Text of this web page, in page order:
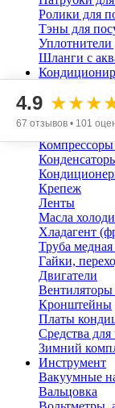
Ролики для
Тэны для
Шланги с
Блоки
Датчики
Кабель/
Крепеж
Ленты
Масла
Хладагент
Труба
Гайки,
Двигатели
Кронштейны
Платы
Средства
Зимний
Инструмент
Вакуумные
Вальцовка
4.9
67 отзывов • 101